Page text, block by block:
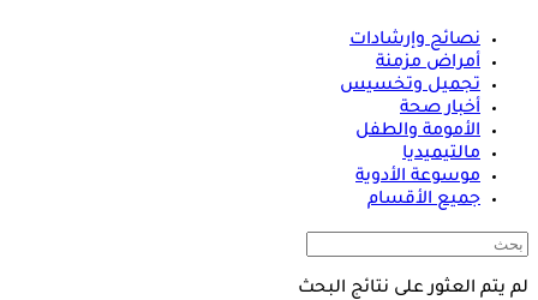
نصائح وإرشادات
أمراض مزمنة
تجميل وتخسيس
أخبار صحة
الأمومة والطفل
مالتيميديا
موسوعة الأدوية
جميع الأقسام
لم يتم العثور على نتائج البحث